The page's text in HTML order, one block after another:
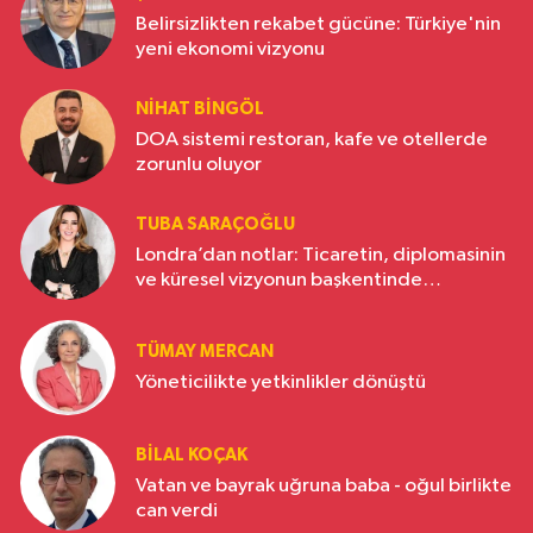
Belirsizlikten rekabet gücüne: Türkiye'nin
yeni ekonomi vizyonu
NIHAT BINGÖL
DOA sistemi restoran, kafe ve otellerde
zorunlu oluyor
TUBA SARAÇOĞLU
Londra’dan notlar: Ticaretin, diplomasinin
ve küresel vizyonun başkentinde
TÜMAY MERCAN
Yöneticilikte yetkinlikler dönüştü
BILAL KOÇAK
Vatan ve bayrak uğruna baba - oğul birlikte
can verdi